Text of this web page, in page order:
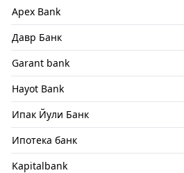
Apex Bank
Давр Банк
Garant bank
Hayot Bank
Ипак Йули Банк
Ипотека банк
Kapitalbank